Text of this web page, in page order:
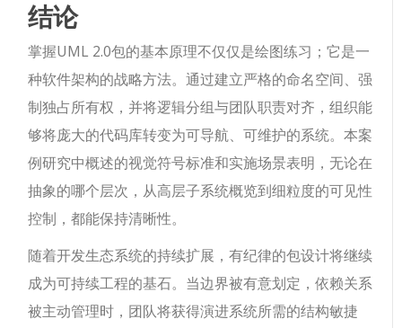
结论
掌握UML 2.0包的基本原理不仅仅是绘图练习；它是一
种软件架构的战略方法。通过建立严格的命名空间、强
制独占所有权，并将逻辑分组与团队职责对齐，组织能
够将庞大的代码库转变为可导航、可维护的系统。本案
例研究中概述的视觉符号标准和实施场景表明，无论在
抽象的哪个层次，从高层子系统概览到细粒度的可见性
控制，都能保持清晰性。
随着开发生态系统的持续扩展，有纪律的包设计将继续
成为可持续工程的基石。当边界被有意划定，依赖关系
被主动管理时，团队将获得演进系统所需的结构敏捷